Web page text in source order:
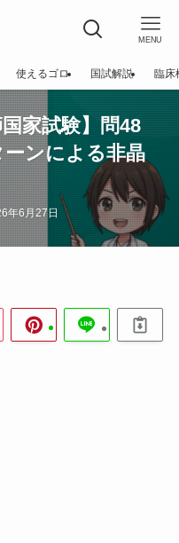
MENU
使えるゴロ 国試解説 臨床
家試験】問48
ンによる非晶
年6月27日